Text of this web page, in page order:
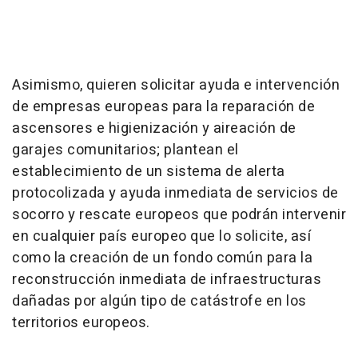
Asimismo, quieren solicitar ayuda e intervención
de empresas europeas para la reparación de
ascensores e higienización y aireación de
garajes comunitarios; plantean el
establecimiento de un sistema de alerta
protocolizada y ayuda inmediata de servicios de
socorro y rescate europeos que podrán intervenir
en cualquier país europeo que lo solicite, así
como la creación de un fondo común para la
reconstrucción inmediata de infraestructuras
dañadas por algún tipo de catástrofe en los
territorios europeos.